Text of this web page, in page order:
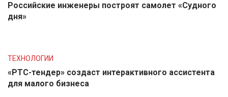
Российские инженеры построят самолет «Судного
дня»
ТЕХНОЛОГИИ
«РТС-тендер» создаст интерактивного ассистента
для малого бизнеса